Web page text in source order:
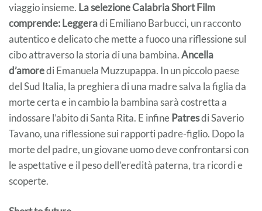
viaggio insieme. La selezione Calabria Short Film
comprende: Leggeradi Emiliano Barbucci, un racconto
autentico e delicato che mette a fuoco una riflessione sul
cibo attraverso la storia di una bambina.Ancella
d’amoredi Emanuela Muzzupappa. In un piccolo paese
del Sud Italia, la preghiera di una madre salva la figlia da
morte certa e in cambio la bambina sarà costretta a
indossare l’abito di Santa Rita. E infinePatresdi Saverio
Tavano, una riflessione sui rapporti padre-figlio. Dopo la
morte del padre, un giovane uomo deve confrontarsi con
le aspettative e il peso dell’eredità paterna, tra ricordi e
scoperte.